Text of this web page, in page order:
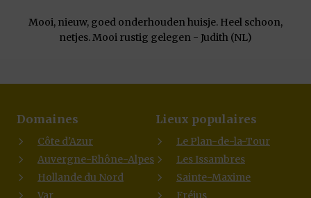
Mooi, nieuw, goed onderhouden huisje. Heel schoon,
netjes. Mooi rustig gelegen - Judith (NL)
Domaines
Côte d'Azur
Auvergne-Rhône-Alpes
Hollande du Nord
Var
Lieux populaires
Le Plan-de-la-Tour
Les Issambres
Sainte-Maxime
Fréjus